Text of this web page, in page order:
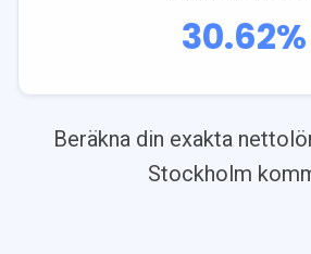
30.62%
Beräkna din exakta
Stockholm